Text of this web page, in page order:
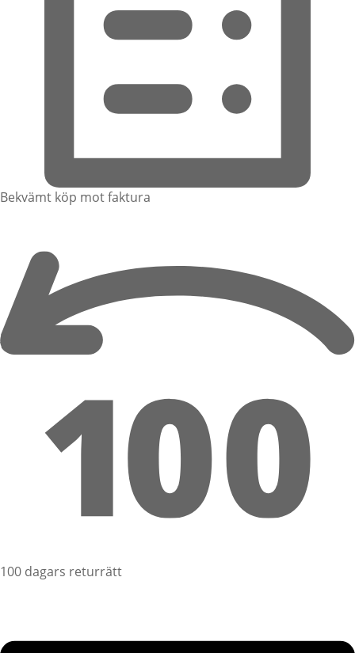
Bekvämt köp mot faktura
100 dagars returrätt